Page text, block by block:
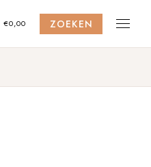
€0,00 ZOEKEN